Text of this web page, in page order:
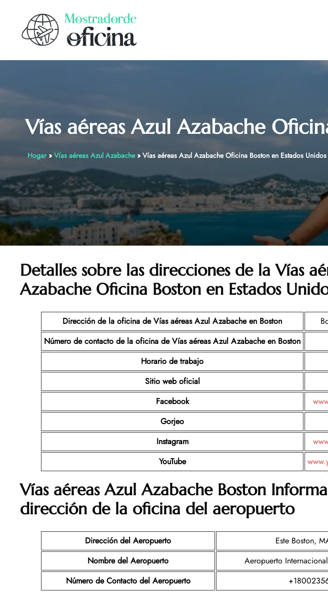
content
Vías aéreas Azul Azabache
Hogar» Vías aéreas Azul Azabache» Vías aéreas Azul Azabache Oficina Boston en Estados Unidos
Detalles sobre las direcciones de la Vías
Azabache Oficina Boston en Estados
Dirección de la oficina de Vías aéreas Azul Azabache en Boston
Número de contacto de la oficina de Vías aéreas Azul Azabache en Boston
Horario de trabajo
Sitio web oficial
Facebook
Gorjeo
Instagram
YouTube
Vías aéreas Azul Azabache Boston
dirección de la oficina del aeropuerto
Dirección del Aeropuerto
Este Boston,
Nombre del Aeropuerto
Aeropuerto
Número de Contacto del Aeropuerto